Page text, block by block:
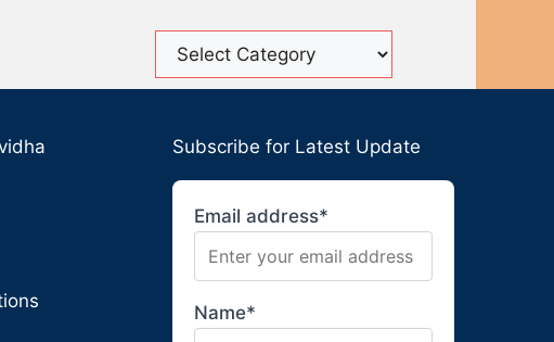
Subscribe for Latest Update
Email address*
Name*